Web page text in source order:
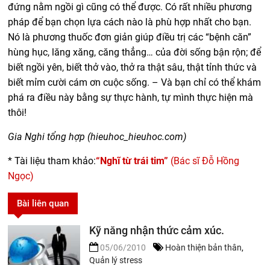
đứng nằm ngồi gì cũng có thể được. Có rất nhiều phương
pháp để bạn chọn lựa cách nào là phù hợp nhất cho bạn.
Nó là phương thuốc đơn giản giúp điều trị các “bệnh căn”
hùng hục, lăng xăng, căng thẳng… của đời sống bận rộn; để
biết ngồi yên, biết thở vào, thở ra thật sâu, thật tỉnh thức và
biết mỉm cười cám ơn cuộc sống. – Và bạn chỉ có thể khám
phá ra điều này bằng sự thực hành, tự mình thực hiện mà
thôi!
Gia Nghi tổng hợp (hieuhoc_hieuhoc.com)
* Tài liệu tham khảo:“Nghĩ từ trái tim” (Bác sĩ Đỗ Hồng
Ngọc)
Bài liên quan
Kỹ năng nhận thức cảm xúc.
05/06/2010 Hoàn thiện bản thân,
Quản lý stress